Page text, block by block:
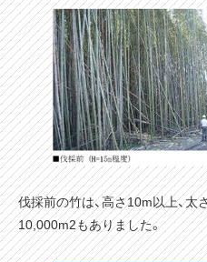
伐採前の竹は、高さ10m以上、太
10,000m2もありました。